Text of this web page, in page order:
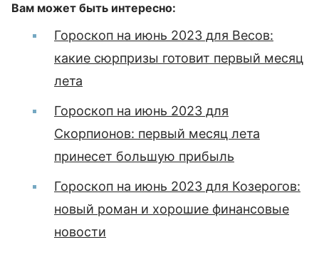
Вам может быть интересно:
Гороскоп на июнь 2023 для Весов:
какие сюрпризы готовит первый месяц
лета
Гороскоп на июнь 2023 для
Скорпионов: первый месяц лета
принесет большую прибыль
Гороскоп на июнь 2023 для Козерогов:
новый роман и хорошие финансовые
новости